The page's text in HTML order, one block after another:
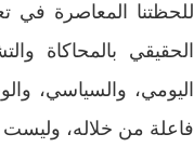
للحظتنا المعاصرة في
الحقيقي بالمحاكاة
اليومي، والسياسي،
فاعلة من خلاله،